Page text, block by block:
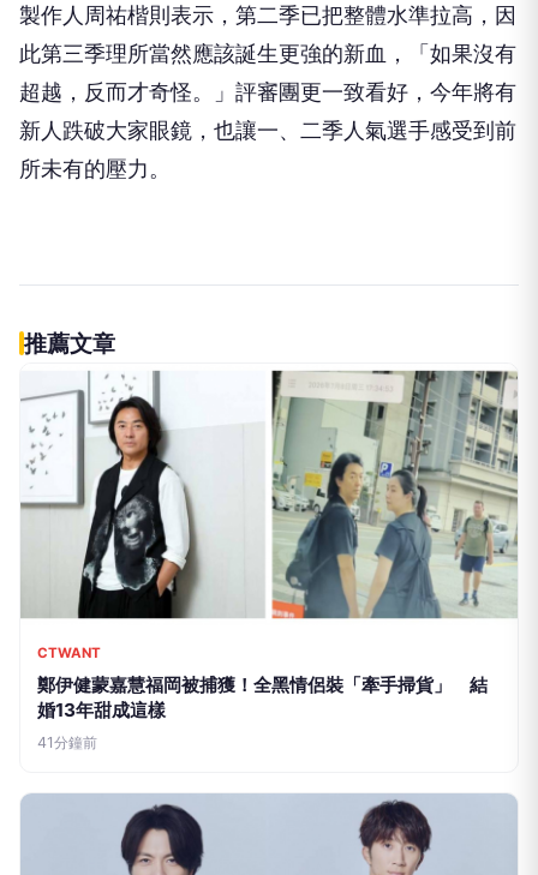
製作人周祐楷則表示，第二季已把整體水準拉高，因
此第三季理所當然應該誕生更強的新血，「如果沒有
超越，反而才奇怪。」評審團更一致看好，今年將有
新人跌破大家眼鏡，也讓一、二季人氣選手感受到前
所未有的壓力。
推薦文章
CTWANT
鄭伊健蒙嘉慧福岡被捕獲！全黑情侶裝「牽手掃貨」 結
婚13年甜成這樣
41分鐘前